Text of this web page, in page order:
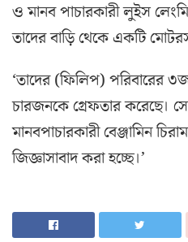
ও মানব পাচারকারী লুইস
তাদের বাড়ি থেকে একটি
‘তাদের (ফিলিপ) পরিবারের
চারজনকে গ্রেফতার করেছে।
মানবপাচারকারী বেঞ্জামিন
জিজ্ঞাসাবাদ করা হচ্ছে।’